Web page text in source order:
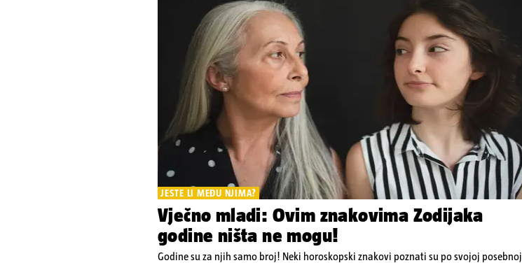
JESTE LI MEĐU NJIMA?
Vječno mladi: Ovim znakovima Zodijaka
godine ništa ne mogu!
Godine su za njih samo broj! Neki horoskopski znakovi poznati su po svojoj posebnoj